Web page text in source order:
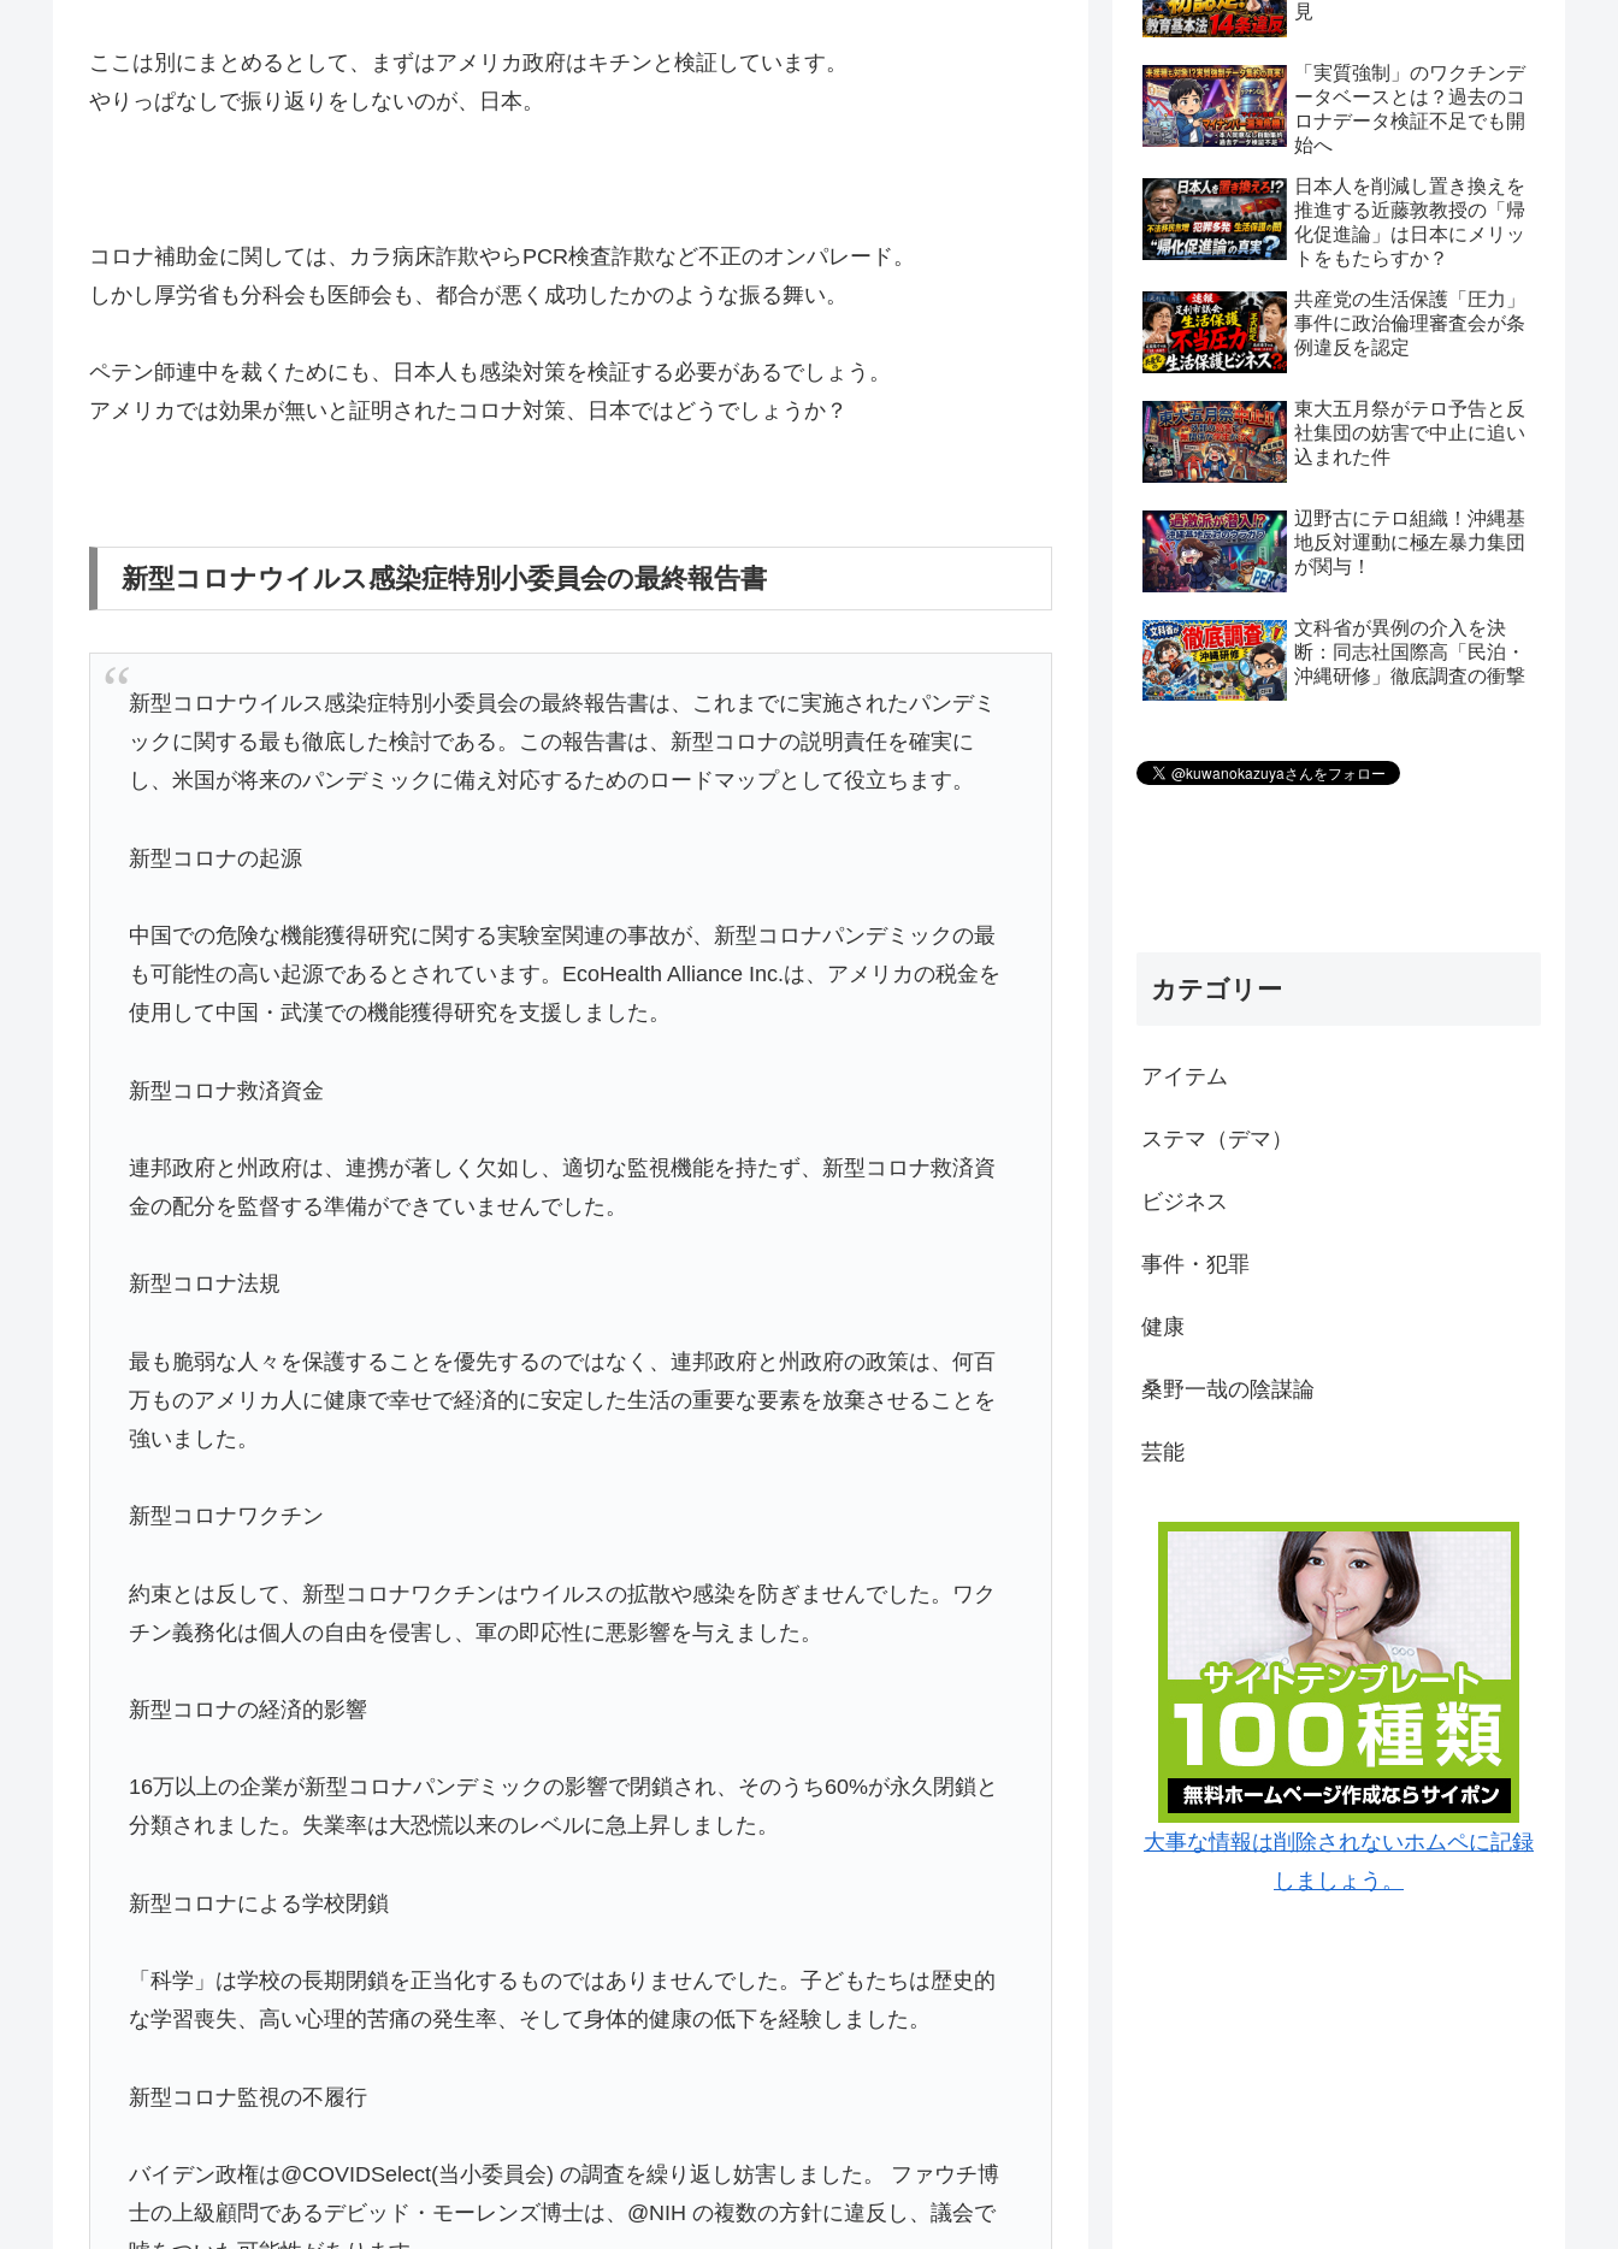
ここは別にまとめるとして、まずはアメリカ政府はキチンと検証しています。
やりっぱなしで振り返りをしないのが、日本。
コロナ補助金に関しては、カラ病床詐欺やらPCR検査詐欺など不正のオンパレード。
しかし厚労省も分科会も医師会も、都合が悪く成功したかのような振る舞い。
ペテン師連中を裁くためにも、日本人も感染対策を検証する必要があるでしょう。
アメリカでは効果が無いと証明されたコロナ対策、日本ではどうでしょうか？
新型コロナウイルス感染症特別小委員会の最終報告書
新型コロナウイルス感染症特別小委員会の最終報告書は、これまでに実施されたパンデミ
ックに関する最も徹底した検討である。この報告書は、新型コロナの説明責任を確実に
し、米国が将来のパンデミックに備え対応するためのロードマップとして役立ちます。
新型コロナの起源
中国での危険な機能獲得研究に関する実験室関連の事故が、新型コロナパンデミックの最
も可能性の高い起源であるとされています。EcoHealth Alliance Inc.は、アメリカの税金を
使用して中国・武漢での機能獲得研究を支援しました。
新型コロナ救済資金
連邦政府と州政府は、連携が著しく欠如し、適切な監視機能を持たず、新型コロナ救済資
金の配分を監督する準備ができていませんでした。
新型コロナ法規
最も脆弱な人々を保護することを優先するのではなく、連邦政府と州政府の政策は、何百
万ものアメリカ人に健康で幸せで経済的に安定した生活の重要な要素を放棄させることを
強いました。
新型コロナワクチン
約束とは反して、新型コロナワクチンはウイルスの拡散や感染を防ぎませんでした。ワク
チン義務化は個人の自由を侵害し、軍の即応性に悪影響を与えました。
新型コロナの経済的影響
16万以上の企業が新型コロナパンデミックの影響で閉鎖され、そのうち60%が永久閉鎖と
分類されました。失業率は大恐慌以来のレベルに急上昇しました。
新型コロナによる学校閉鎖
「科学」は学校の長期閉鎖を正当化するものではありませんでした。子どもたちは歴史的
な学習喪失、高い心理的苦痛の発生率、そして身体的健康の低下を経験しました。
新型コロナ監視の不履行
バイデン政権は@COVIDSelect(当小委員会) の調査を繰り返し妨害しました。 ファウチ博
士の上級顧問であるデビッド・モーレンズ博士は、@NIH の複数の方針に違反し、議会で
見
「実質強制」のワクチンデ
ータベースとは？過去のコ
ロナデータ検証不足でも開
始へ
日本人を削減し置き換えを
推進する近藤敦教授の「帰
化促進論」は日本にメリッ
トをもたらすか？
共産党の生活保護「圧力」
事件に政治倫理審査会が条
例違反を認定
東大五月祭がテロ予告と反
社集団の妨害で中止に追い
込まれた件
辺野古にテロ組織！沖縄基
地反対運動に極左暴力集団
が関与！
文科省が異例の介入を決
断：同志社国際高「民泊・
沖縄研修」徹底調査の衝撃
カテゴリー
アイテム
ステマ（デマ）
ビジネス
事件・犯罪
健康
桑野一哉の陰謀論
芸能
大事な情報は削除されないホムペに記録
しましょう。